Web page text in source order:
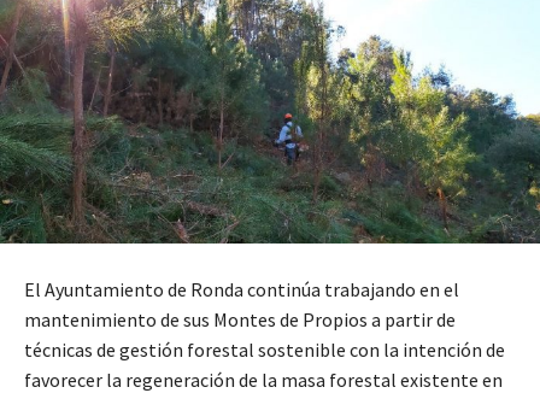
El Ayuntamiento de Ronda continúa trabajando en el
mantenimiento de sus Montes de Propios a partir de
técnicas de gestión forestal sostenible con la intención de
favorecer la regeneración de la masa forestal existente en